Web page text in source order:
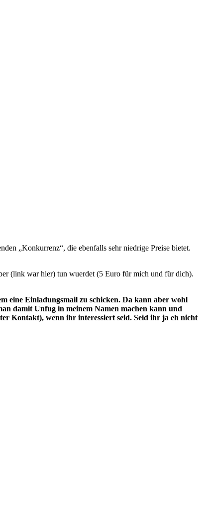
„Konkurrenz“, die ebenfalls sehr niedrige Preise bietet.
(link war hier) tun wuerdet (5 Euro für mich und für dich).
eine Einladungsmail zu schicken. Da kann aber wohl
damit Unfug in meinem Namen machen kann und
Kontakt), wenn ihr interessiert seid. Seid ihr ja eh nicht